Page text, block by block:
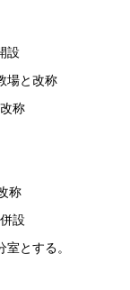
設
場と改称
称
称
設
とする。